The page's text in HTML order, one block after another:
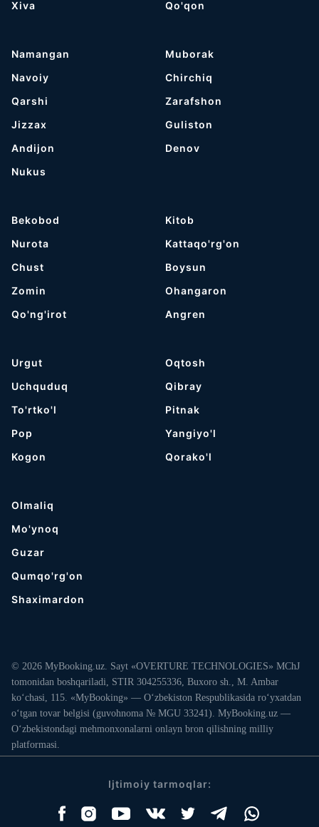
Хiva
Qo'qon
Namangan
Navoiy
Qarshi
Jizzax
Andijon
Nukus
Muborak
Chirchiq
Zarafshon
Guliston
Denov
Bekobod
Nurota
Chust
Zomin
Qo'ng'irot
Kitob
Kattaqo'rg'on
Boysun
Ohangaron
Angren
Urgut
Uchquduq
To'rtko'l
Pop
Kogon
Oqtosh
Qibray
Pitnak
Yangiyo'l
Qorako'l
Olmaliq
Mo'ynoq
Guzar
Qumqo'rg'on
Shaximardon
© 2026 MyBooking.uz. Sayt «OVERTURE TECHNOLOGIES» MChJ
tomonidan boshqariladi, STIR 304255336, Buxoro sh., M. Ambar
ko‘chasi, 115. «MyBooking» — O‘zbekiston Respublikasida ro‘yxatdan
o‘tgan tovar belgisi (guvohnoma № MGU 33241). MyBooking.uz —
O‘zbekistondagi mehmonxonalarni onlayn bron qilishning milliy
platformasi.
Ijtimoiy tarmoqlar: